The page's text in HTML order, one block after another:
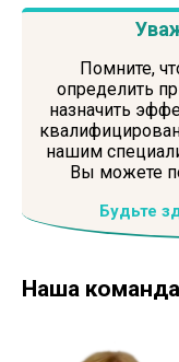
Помните,
определить
назначить
нашим
Вы можете
Будьте
Наша команда